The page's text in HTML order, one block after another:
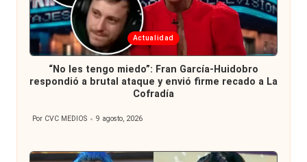
Publicada
en
Actualidad
“No les tengo miedo”: Fran García-Huidobro
respondió a brutal ataque y envió firme recado a La
Cofradía
Por CVC MEDIOS 9 agosto, 2026